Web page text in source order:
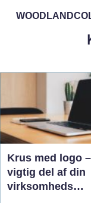
Krus med logo
vigtig del af din
virksomheds
branding